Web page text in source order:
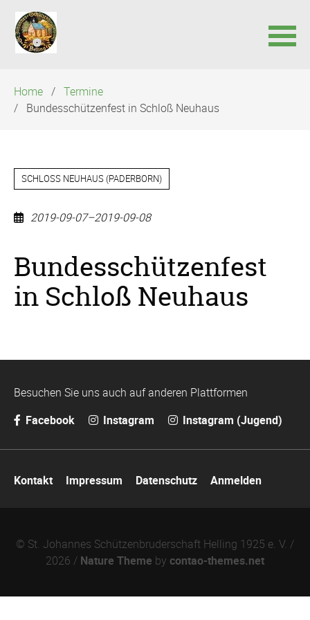
überspringen
Home
Termine
Bundesschützenfest in Schloß Neuhaus
SCHLOSS NEUHAUS (PADERBORN)
2019-09-07–2019-09-08
Bundesschützenfest
in Schloß Neuhaus
Besuchen Sie uns auch auf anderen Plattformen
Facebook
Instagram Instagram (Jugend)
überspringen
Kontakt Impressum Datenschutz Anmelden
© St. Johannes Schützenbruderschaft Helling 1925 e. V. /
2026 / Nature Theme by contao-themes.net